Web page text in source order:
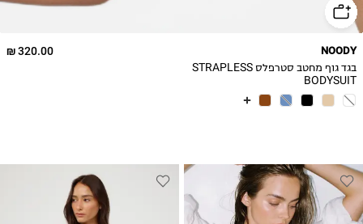
320.00 ₪ NOODY
בגד גוף מחטב סטרפלס STRAPLESS
BODYSUIT